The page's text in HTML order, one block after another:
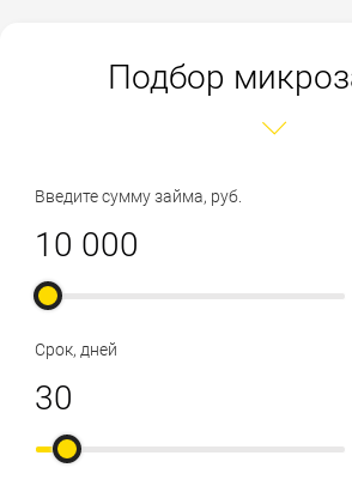
Подбор
Введите сумму займа, руб.
Срок, дней